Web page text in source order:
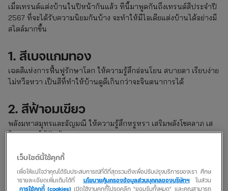
เมื่อเทรนด์แต่งบ้านในปีหน้ากันแล้ว ทีนี้มาพูดกันถึงเทรนด์สีประจำปี
2567 ที่จะได้รับความนิยมกันบ้าง จะทำให้มีไอเดียแต่งบ้านได้อย่างมี
สไตล์มากขึ้น
1. สีเบจแกมทอง
เฉดสีแห่งการฟื้นฟูรักษาโลก ให้ความรู้สึกอ่อนโยน สบายตา เรียบง่าย
ไม่หวือหวา เป็นสีที่ทำให้บ้านดูดีเกินกว่าจะจินตนาการได้
2. สีฟ้าอมเขียว
พลังมหาสมุทรและอัญมณี ให้ความรู้สึกหรูหรา เสริมพลังโชคลาภ เส
ริมความมูให้กับบ้าน
3. สีส้มอมน้ำตาล
เฉดสีแห่งการเปลี่ยนแปลงและเปลี่ยนผ่าน สร้างพลังบวก มอบความ
สบายตาสบายใจและความอบอุ่น
เว็บไซต์นี้ใช้คุกกี้
เพื่อให้แน่ใจว่าคุณได้รับประสบการณ์ที่ดีที่สุดรวมถึงเพื่อปรับปรุงบริการของเรา ศึกษ
ารายละเอียดเพิ่มเติมได้ที่
นโยบายคุ้มครองข้อมูลส่วนบุคคลของบริษัทฯในส่วน
การใช้คุกกี้ (cookies) เปิดใช้งานคุกกี้โปรดคลิก "ยอมรับทั้งหมด" และคุณสามารถ